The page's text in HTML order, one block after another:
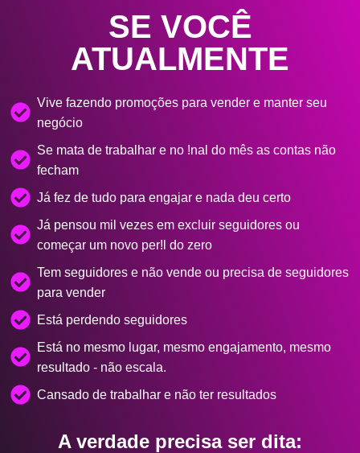
SE VOCÊ
ATUALMENTE
Vive fazendo promoções para vender e manter seu
negócio
Se mata de trabalhar e no !nal do mês as contas não
fecham
Já fez de tudo para engajar e nada deu certo
Já pensou mil vezes em excluir seguidores ou
começar um novo per!l do zero
Tem seguidores e não vende ou precisa de seguidores
para vender
Está perdendo seguidores
Está no mesmo lugar, mesmo engajamento, mesmo
resultado - não escala.
Cansado de trabalhar e não ter resultados
A verdade precisa ser dita: